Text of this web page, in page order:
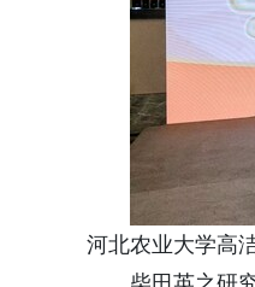
河北农业大学高